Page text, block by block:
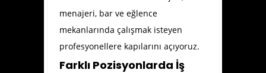
menajeri, bar ve eğlence
mekanlarında çalışmak isteyen
profesyonellere kapılarını açıyoruz.
Farklı Pozisyonlarda İş